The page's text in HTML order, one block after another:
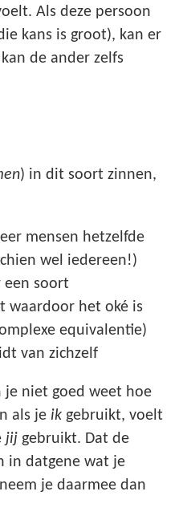
Als deze persoon
kans is groot), kan er
de ander zelfs
) in dit soort zinnen,
mensen hetzelfde
wel iedereen!)
een soort
waardoor het oké is
equivalentie)
van zichzelf
je niet goed weet hoe
als je ik gebruikt, voelt
jij gebruikt. Dat de
in datgene wat je
je daarmee dan